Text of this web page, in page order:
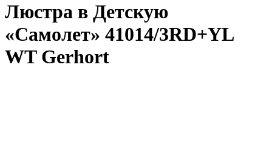
Люстра в Детскую
«Самолет» 41014/3RD+YL
WT Gerhort